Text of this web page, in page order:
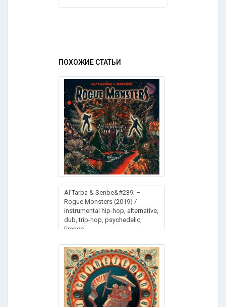
ПОХОЖИЕ СТАТЬИ
Al’Tarba & Senbe&#239; –
Rogue Monsters (2019) /
instrumental hip-hop, alternative,
dub, trip-hop, psychedelic,
France